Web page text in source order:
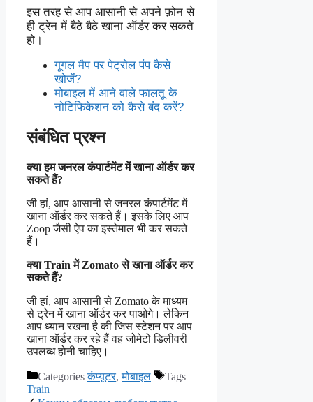
इस तरह से आप आसानी से अपने फ़ोन से
ही ट्रेन में बैठे बैठे खाना ऑर्डर कर सकते
हो।
गूगल मैप पर पेट्रोल पंप कैसे
खोजें?
मोबाइल में आने वाले फालतू के
नोटिफिकेशन को कैसे बंद करें?
संबंधित प्रश्न
क्या हम जनरल कंपार्टमेंट में खाना ऑर्डर कर
सकते हैं?
जी हां, आप आसानी से जनरल कंपार्टमेंट में
खाना ऑर्डर कर सकते हैं। इसके लिए आप
Zoop जैसी ऐप का इस्तेमाल भी कर सकते
हैं।
क्या Train में Zomato से खाना ऑर्डर कर
सकते हैं?
जी हां, आप आसानी से Zomato के माध्यम
से ट्रेन में खाना ऑर्डर कर पाओगे। लेकिन
आप ध्यान रखना है की जिस स्टेशन पर आप
खाना ऑर्डर कर रहे हैं वह जोमेटो डिलीवरी
उपलब्ध होनी चाहिए।
Categoriesकंप्यूटर,मोबाइल
Tags
Train